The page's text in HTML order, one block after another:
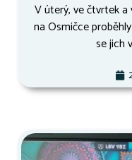
V úterý, ve čtvrtek a
na Osmičce
se jich